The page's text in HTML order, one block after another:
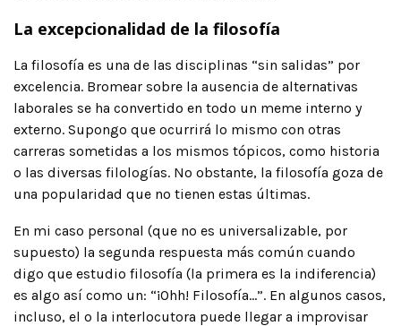
La excepcionalidad de la filosofía
La filosofía es una de las disciplinas “sin salidas” por
excelencia. Bromear sobre la ausencia de alternativas
laborales se ha convertido en todo un meme interno y
externo. Supongo que ocurrirá lo mismo con otras
carreras sometidas a los mismos tópicos, como historia
o las diversas filologías. No obstante, la filosofía goza de
una popularidad que no tienen estas últimas.
En mi caso personal (que no es universalizable, por
supuesto) la segunda respuesta más común cuando
digo que estudio filosofía (la primera es la indiferencia)
es algo así como un: “¡Ohh! Filosofía…”. En algunos casos,
incluso, el o la interlocutora puede llegar a improvisar